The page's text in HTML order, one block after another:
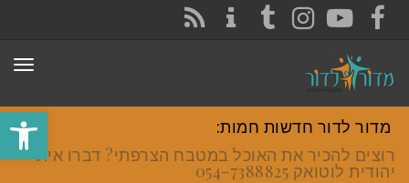
פתח
FACEBOOK
YOUTUBE
INSTAGRAM
TUMBLR
מדור לדור חדשות חמות:
רוצים להכיר את האוכל במטבח הצרפתי? דברו איתי
יהודית לוטואק 054-7388825.